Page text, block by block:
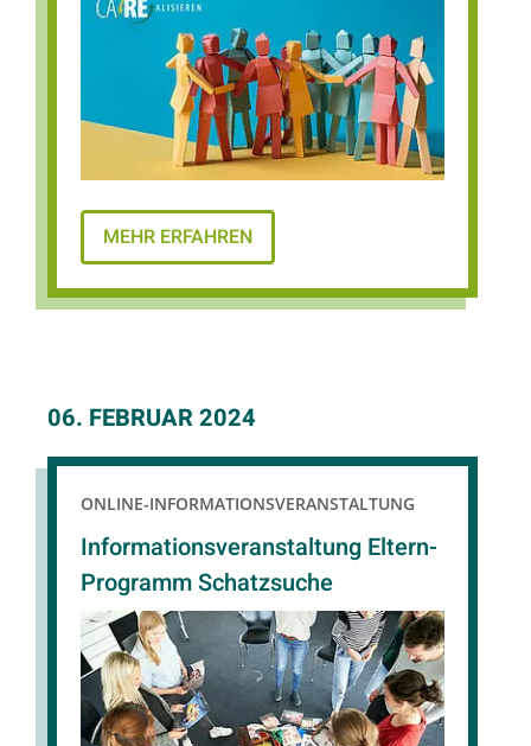
MEHR ERFAHREN
06. FEBRUAR 2024
ONLINE-INFORMATIONSVERANSTALTUNG
Informationsveranstaltung Eltern-
Programm Schatzsuche